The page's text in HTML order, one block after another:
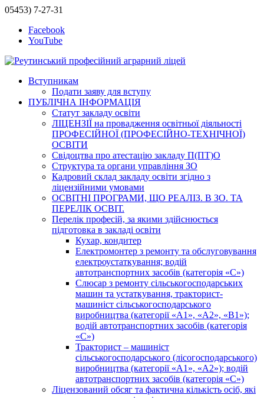
05453) 7-27-31
Facebook
YouTube
Вступникам
Подати заяву для вступу
ПУБЛІЧНА ІНФОРМАЦІЯ
Статут закладу освіти
ЛІЦЕНЗІЇ на провадження освітньої діяльності
ПРОФЕСІЙНОЇ (ПРОФЕСІЙНО-ТЕХНІЧНОЇ)
ОСВІТИ
Свідоцтва про атестацію закладу П(ПТ)О
Структура та органи управління ЗО
Кадровий склад закладу освіти згідно з
ліцензійними умовами
ОСВІТНІ ПРОГРАМИ, ЩО РЕАЛІЗ. В ЗО. ТА
ПЕРЕЛІК ОСВІТ.
Перелік професій, за якими здійснюється
підготовка в закладі освіти
Кухар, кондитер
Електромонтер з ремонту та обслуговування
електроустаткування; водій
автотранспортних засобів (категорія «С»)
Слюсар з ремонту сільськогосподарських
машин та устаткування, тракторист-
машиніст сільськогосподарського
виробництва (категорії «А1», «А2», «В1»);
водій автотранспортних засобів (категорія
«С»)
Тракторист – машиніст
сільськогосподарського (лісогосподарського)
виробництва (категорії «А1», «А2»); водій
автотранспортних засобів (категорія «С»)
Ліцензований обсяг та фактична кількість осіб, які